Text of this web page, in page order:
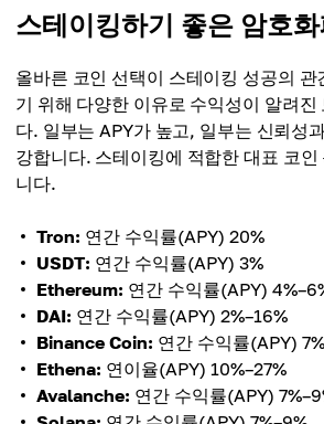
스테이킹하기 좋은 암호
올바른 코인 선택이 스테이킹 성공의
기 위해 다양한 이유로 수익성이 알려진
다. 일부는 APY가 높고, 일부는 신뢰성
강합니다. 스테이킹에 적합한 대표 코
니다.
Tron: 연간 수익률(APY) 20%
USDT: 연간 수익률(APY) 3%
Ethereum: 연간 수익률(APY)
DAI: 연간 수익률(APY) 2%–16%
Binance Coin: 연간 수익률(APY)
Ethena: 연이율(APY) 10%–27%
Avalanche: 연간 수익률(APY)